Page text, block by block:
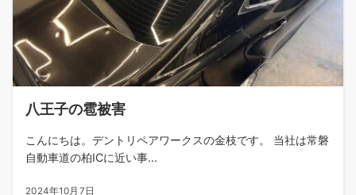
八王子の雹被害
こんにちは。デントリペアワークスの金枝です。 当社は常磐
自動車道の柏ICに近い事...
2024年10月7日